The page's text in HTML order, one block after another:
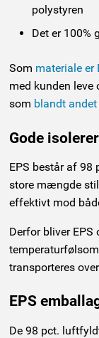
polystyren
Det er 100%
Som materiale
med kunden
som blandt
Gode
EPS består af 98
store mængde
effektivt mod
Derfor bliver
transporteres
EPS
De 98 pct.